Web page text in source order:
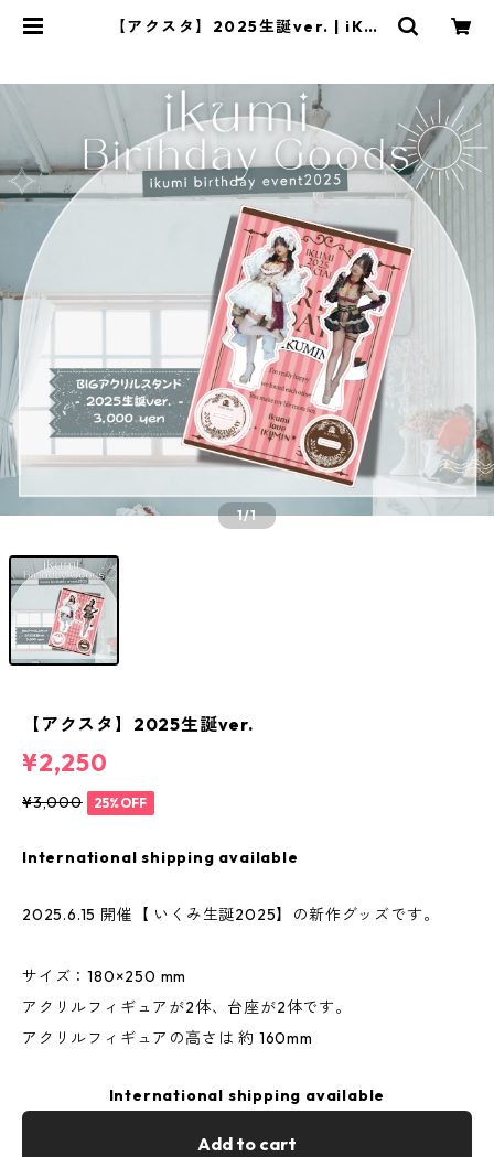
【アクスタ】2025生誕ver. | iKky
1/1
【アクスタ】2025生誕ver.
¥2,250
¥3,000 25%OFF
International shipping available
2025.6.15 開催【 いくみ生誕2025】の新作グッズです。
サイズ：180×250 mm
アクリルフィギュアが2体、台座が2体です。
アクリルフィギュアの高さは 約 160mm
International shipping available
Add to cart